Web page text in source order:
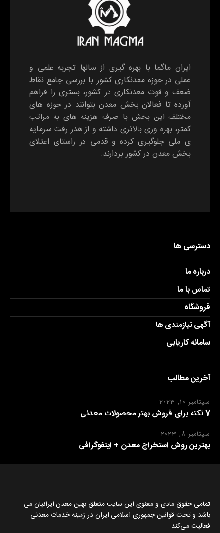
ایران ماگما با بهره گیری از سالها تجربه علمی و
عملی در حوزه معدنکاری کشور با بررسی جامع نقاط
ضعف و قوت معدنکاری در کشور، بستری را فراهم
آورده تا فعالان بخش معدن بتوانند در حوزه های
مختلف این بخش با صرف هزینه های به مراتب
کمتر، بهره وری بالاتری داشته و از هدر رفت سرمایه
ی ملی جلوگیری کرده و قدمی در راستای اعتلای
بخش معدن در کشور بردارند.
دسترسی ها
درباره ما
تماس با ما
فروشگاه
آگهی نیازمندی ها
سامانه کاریابی
آخرین مطالب
سپتامبر 10, 2023
7 نکته برای فروش بهتر محصولات معدنی
سپتامبر 8, 2023
بهترین روش استخراج معدن + اینفوگرافی
تمامی حقوق مادی و معنوی این سایت متعلق بهین معدن ایرانیان می
باشد و تحت قوانین جمهوری اسلامی ایران در زمینه خدمات معدنی
فعالیت می‌کند.